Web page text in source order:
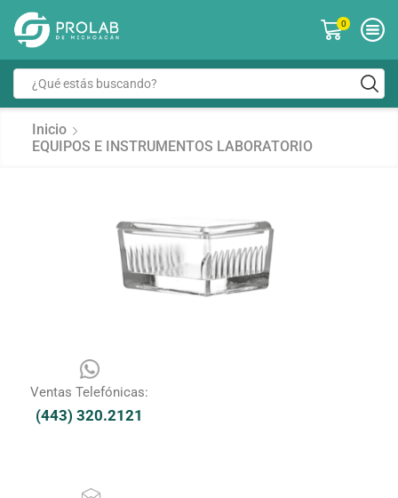
0
Inicio
EQUIPOS E INSTRUMENTOS LABORATORIO
Ventas Telefónicas:
(443) 320.2121